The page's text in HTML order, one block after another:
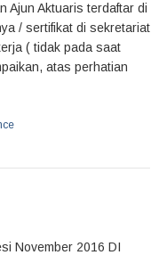
Ajun Aktuaris terdaftar di
/ sertifikat di sekretariat
( tidak pada saat
atas perhatian
November 2016 DI